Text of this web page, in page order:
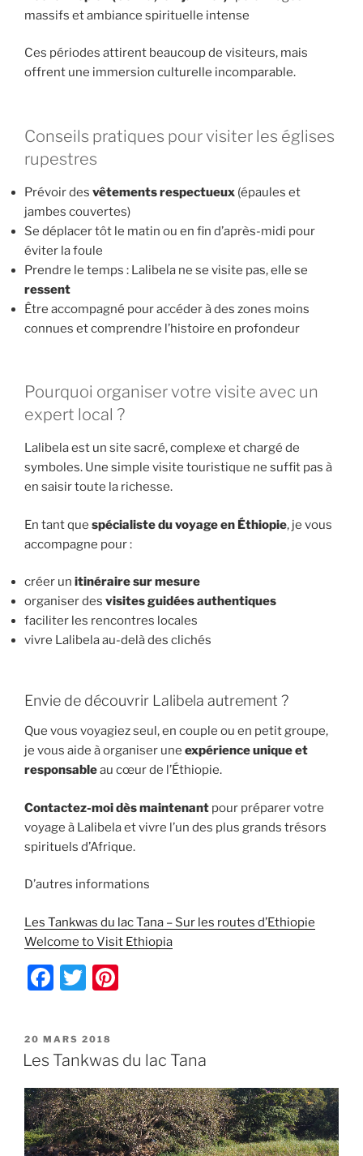
massifs et ambiance spirituelle intense
Ces périodes attirent beaucoup de visiteurs, mais
offrent une immersion culturelle incomparable.
Conseils pratiques pour visiter les églises
rupestres
Prévoir des vêtements respectueux (épaules et
jambes couvertes)
Se déplacer tôt le matin ou en fin d’après-midi pour
éviter la foule
Prendre le temps : Lalibela ne se visite pas, elle se
ressent
Être accompagné pour accéder à des zones moins
connues et comprendre l’histoire en profondeur
Pourquoi organiser votre visite avec un
expert local ?
Lalibela est un site sacré, complexe et chargé de
symboles. Une simple visite touristique ne suffit pas à
en saisir toute la richesse.
En tant que spécialiste du voyage en Éthiopie, je vous
accompagne pour :
créer un itinéraire sur mesure
organiser des visites guidées authentiques
faciliter les rencontres locales
vivre Lalibela au-delà des clichés
Envie de découvrir Lalibela autrement ?
Que vous voyagiez seul, en couple ou en petit groupe,
je vous aide à organiser une expérience unique et
responsableau cœur de l’Éthiopie.
Contactez-moi dès maintenant pour préparer votre
voyage à Lalibela et vivre l’un des plus grands trésors
spirituels d’Afrique.
D’autres informations
Les Tankwas du lac Tana – Sur les routes d’Ethiopie
Welcome to Visit Ethiopia:
F
c
e
b
o
o
T
itt
er e
st
PUBLIÉ
LE
20 MARS 2018
Les Tankwas du lac Tana